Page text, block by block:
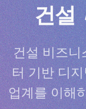
건설
건설 비즈니
터 기반 디
업계를 이해